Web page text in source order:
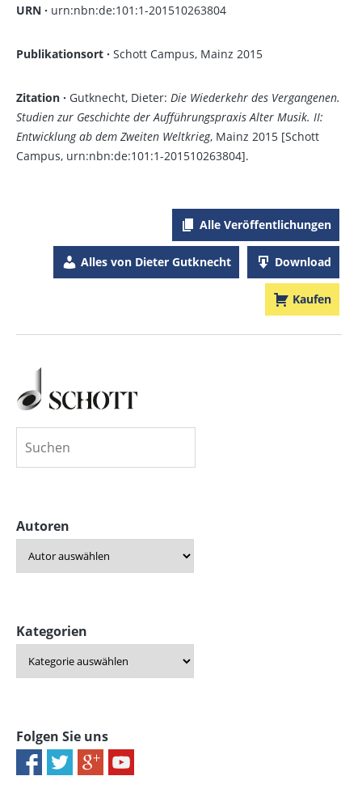
URN · urn:nbn:de:101:1-201510263804
Publikationsort · Schott Campus, Mainz 2015
Zitation · Gutknecht, Dieter: Die Wiederkehr des Vergangenen.
Studien zur Geschichte der Aufführungspraxis Alter Musik. II:
Entwicklung ab dem Zweiten Weltkrieg, Mainz 2015 [Schott
Campus, urn:nbn:de:101:1-201510263804].
Alle Veröffentlichungen
Alles von Dieter Gutknecht Download
Kaufen
Autoren
Kategorien
Folgen Sie uns